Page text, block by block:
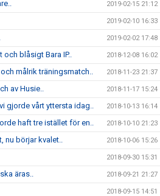
2019-02-15 21:12
2019-02-10 16:33
2019-02-02 17:48
blåsigt Bara IP.. 2018-12-08 16:02
målrik träningsmatch.. 2018-11-23 21:37
av Husie.. 2018-11-17 15:24
gjorde vårt yttersta idag.. 2018-10-13 16:14
haft tre istället för en.. 2018-10-10 21:23
nu börjar kvalet.. 2018-10-06 15:26
2018-09-30 15:31
äras.. 2018-09-21 21:27
2018-09-15 14:51